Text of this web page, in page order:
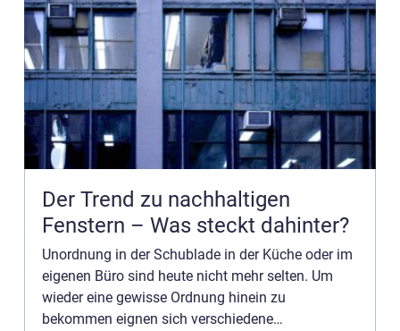
Der Trend zu nachhaltigen
Fenstern – Was steckt dahinter?
Unordnung in der Schublade in der Küche oder im
eigenen Büro sind heute nicht mehr selten. Um
wieder eine gewisse Ordnung hinein zu
bekommen eignen sich verschiedene